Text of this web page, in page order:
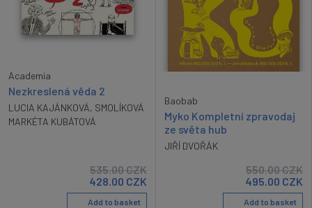
Academia
Nezkreslená věda 2
LUCIA KAJÁNKOVÁ, SMOLÍKOVÁ
MARKÉTA KUBÁTOVÁ
535.00CZK
428.00 CZK
Add to basket
Baobab
Myko Kompletní zpravodaj
ze světa hub
JIŘÍ DVOŘÁK
550.00CZK
495.00 CZK
Add to basket